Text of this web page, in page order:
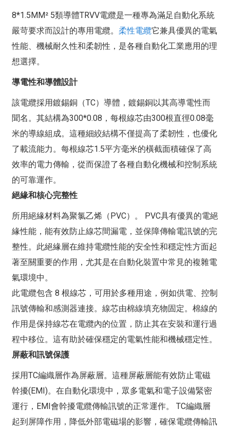
8*1.5MM² 5類導體TRVV電纜是一種專為滿足自動化系統
嚴苛要求而設計的專用電纜。 柔性電纜它兼具優異的電氣
性能、機械耐久性和柔韌性，是各種自動化工業應用的理
想選擇。
導電性和導體設計
該電纜採用鍍錫銅（TC）導體，鍍錫銅以其高導電性而
聞名。其結構為300*0.08，每根線芯由300根直徑0.08毫
米的導線組成。這種細絞結構不僅提高了柔韌性，也優化
了載流能力。每根線芯1.5平方毫米的橫截面積確保了高
效率的電力傳輸，從而保證了各種自動化機械和控制系統
的可靠運作。
絕緣和核心完整性
所用絕緣材料為聚氯乙烯（PVC）。 PVC具有優異的電絕
緣性能，能有效防止線芯間漏電，並保障傳輸電訊號的完
整性。此絕緣層在維持電纜性能的安全性和穩定性方面起
著至關重要的作用，尤其是在自動化裝置中常見的複雜電
氣環境中。
此電纜包含 8 根線芯，可用於多種用途，例如供電、控制
訊號傳輸和感測器連接。線芯由棉線填充物固定。棉線的
作用是保持線芯在電纜內的位置，防止其在安裝和運行過
程中移位。這有助於確保穩定的電氣性能和機械穩定性。
屏蔽和訊號保護
採用TC編織層作為屏蔽層。這種屏蔽層能有效防止電磁
幹擾(EMI)。在自動化環境中，眾多電氣和電子設備緊密
運行，EMI會幹擾電纜傳輸訊號的正常運作。 TC編織層
起到屏障作用，降低外部電磁場的影響，確保電纜傳輸訊